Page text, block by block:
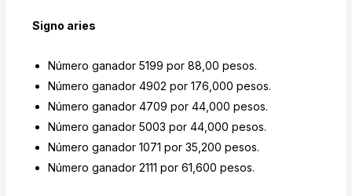
Signo aries
Número ganador 5199 por 88,00 pesos.
Número ganador 4902 por 176,000 pesos.
Número ganador 4709 por 44,000 pesos.
Número ganador 5003 por 44,000 pesos.
Número ganador 1071 por 35,200 pesos.
Número ganador 2111 por 61,600 pesos.